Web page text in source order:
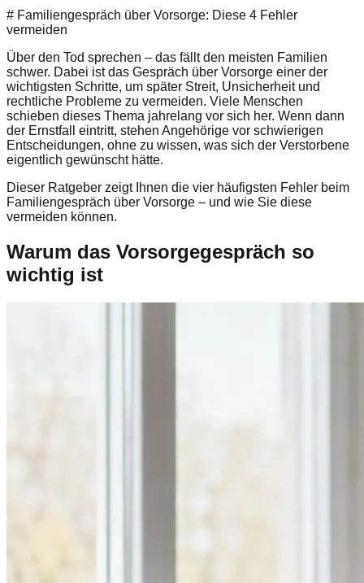
# Familiengespräch über Vorsorge: Diese 4 Fehler
vermeiden
Über den Tod sprechen – das fällt den meisten Familien
schwer. Dabei ist das Gespräch über Vorsorge einer der
wichtigsten Schritte, um später Streit, Unsicherheit und
rechtliche Probleme zu vermeiden. Viele Menschen
schieben dieses Thema jahrelang vor sich her. Wenn dann
der Ernstfall eintritt, stehen Angehörige vor schwierigen
Entscheidungen, ohne zu wissen, was sich der Verstorbene
eigentlich gewünscht hätte.
Dieser Ratgeber zeigt Ihnen die vier häufigsten Fehler beim
Familiengespräch über Vorsorge – und wie Sie diese
vermeiden können.
Warum das Vorsorgegespräch so
wichtig ist